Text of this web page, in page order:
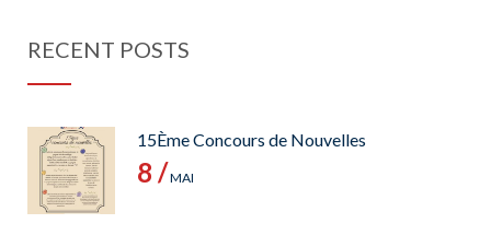
RECENT POSTS
15Ème Concours de Nouvelles
8 /MAI